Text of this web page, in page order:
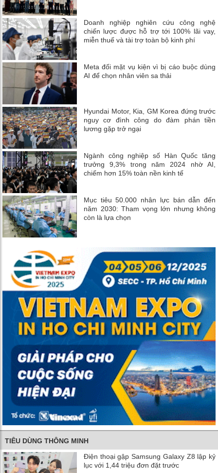
Doanh nghiệp nghiên cứu công nghệ
chiến lược được hỗ trợ tới 100% lãi vay,
miễn thuế và tài trợ toàn bộ kinh phí
Meta đối mặt vụ kiện vì bị cáo buộc dùng
AI để chọn nhân viên sa thải
Hyundai Motor, Kia, GM Korea đứng trước
nguy cơ đình công do đàm phán tiền
lương gặp trở ngại
Ngành công nghiệp số Hàn Quốc tăng
trưởng 9,3% trong năm 2024 nhờ AI,
chiếm hơn 15% toàn nền kinh tế
Mục tiêu 50.000 nhân lực bán dẫn đến
năm 2030: Tham vọng lớn nhưng không
còn là lựa chọn
TIÊU DÙNG THÔNG MINH
Điện thoại gập Samsung Galaxy Z8 lập kỷ
lục với 1,44 triệu đơn đặt trước